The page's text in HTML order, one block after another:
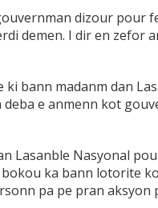
dizour pour
demen. I dir en zefor
ki bann madanm dan
e anmenn kot
Lasanble Nasyonal
ka bann lotorite
pa pe pran aksyon